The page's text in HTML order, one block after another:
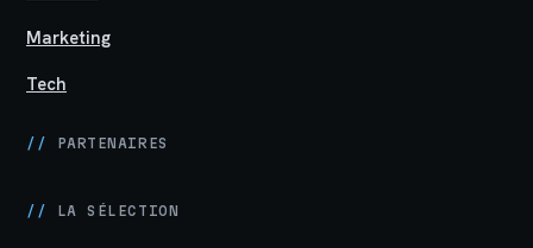
Marketing
Tech
// PARTENAIRES
// LA SÉLECTION